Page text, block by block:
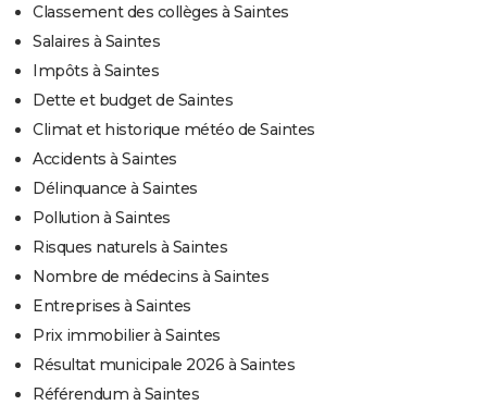
Classement des collèges à Saintes
Salaires à Saintes
Impôts à Saintes
Dette et budget de Saintes
Climat et historique météo de Saintes
Accidents à Saintes
Délinquance à Saintes
Pollution à Saintes
Risques naturels à Saintes
Nombre de médecins à Saintes
Entreprises à Saintes
Prix immobilier à Saintes
Résultat municipale 2026 à Saintes
Référendum à Saintes